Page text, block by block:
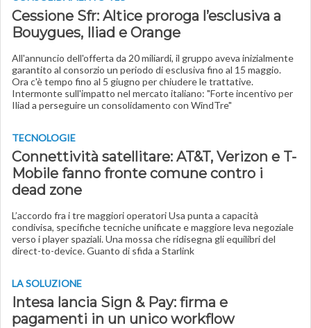
Cessione Sfr: Altice proroga l’esclusiva a
Bouygues, Iliad e Orange
All'annuncio dell'offerta da 20 miliardi, il gruppo aveva inizialmente
garantito al consorzio un periodo di esclusiva fino al 15 maggio.
Ora c'è tempo fino al 5 giugno per chiudere le trattative.
Intermonte sull'impatto nel mercato italiano: "Forte incentivo per
Iliad a perseguire un consolidamento con WindTre"
TECNOLOGIE
Connettività satellitare: AT&T, Verizon e T-
Mobile fanno fronte comune contro i
dead zone
L’accordo fra i tre maggiori operatori Usa punta a capacità
condivisa, specifiche tecniche unificate e maggiore leva negoziale
verso i player spaziali. Una mossa che ridisegna gli equilibri del
direct-to-device. Guanto di sfida a Starlink
LA SOLUZIONE
Intesa lancia Sign & Pay: firma e
pagamenti in un unico workflow